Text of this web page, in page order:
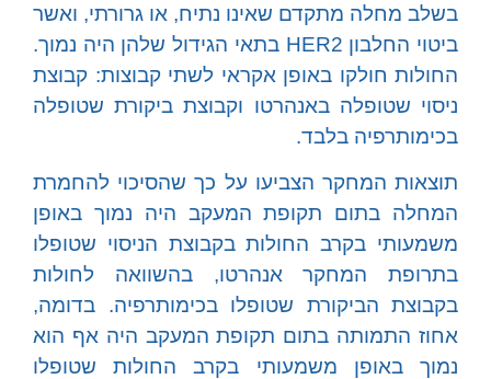
בשלב מחלה מתקדם שאינו נתיח, או גרורתי, ואשר
ביטוי החלבון HER2 בתאי הגידול שלהן היה נמוך.
החולות חולקו באופן אקראי לשתי קבוצות: קבוצת
ניסוי שטופלה באנהרטו וקבוצת ביקורת שטופלה
בכימותרפיה בלבד.
תוצאות המחקר הצביעו על כך שהסיכוי להחמרת
המחלה בתום תקופת המעקב היה נמוך באופן
משמעותי בקרב החולות בקבוצת הניסוי שטופלו
בתרופת המחקר אנהרטו, בהשוואה לחולות
בקבוצת הביקורת שטופלו בכימותרפיה. בדומה,
אחוז התמותה בתום תקופת המעקב היה אף הוא
נמוך באופן משמעותי בקרב החולות שטופלו